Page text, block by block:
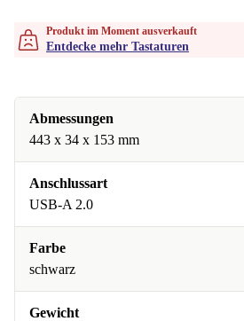
Produkt im Moment ausverkauft
Entdecke mehr Tastaturen
Abmessungen
443 x 34 x 153 mm
Anschlussart
USB-A 2.0
Farbe
schwarz
Gewicht